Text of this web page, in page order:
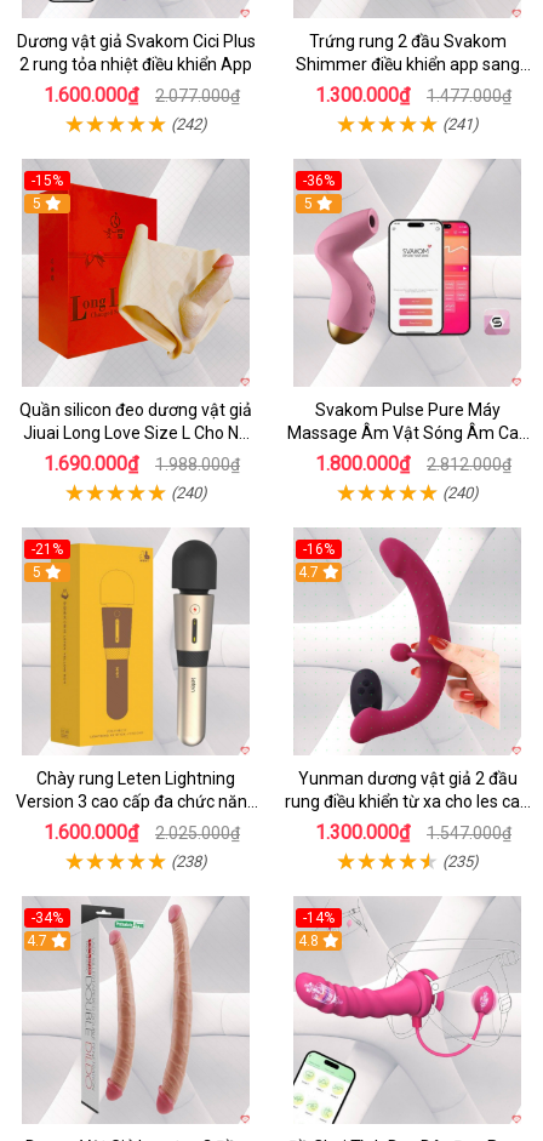
Dương vật giả Svakom Cici Plus
2 rung tỏa nhiệt điều khiển App
1.600.000₫ 2.077.000₫
(242)
Trứng rung 2 đầu Svakom
Shimmer điều khiển app sang
trọng chất lượng
1.300.000₫ 1.477.000₫
(241)
-15%
5
Quần silicon đeo dương vật giả
Jiuai Long Love Size L Cho Nữ
Đồng Tính
1.690.000₫ 1.988.000₫
(240)
-36%
5
Svakom Pulse Pure Máy
Massage Âm Vật Sóng Âm Cao
Cấp Điều Khiển App Đỉnh
1.800.000₫ 2.812.000₫
(240)
-21%
5
Chày rung Leten Lightning
Version 3 cao cấp đa chức năng
kích thích
1.600.000₫ 2.025.000₫
(238)
-16%
4.7
Yunman dương vật giả 2 đầu
rung điều khiển từ xa cho les cao
cấp
1.300.000₫ 1.547.000₫
(235)
-34%
4.7
-14%
4.8